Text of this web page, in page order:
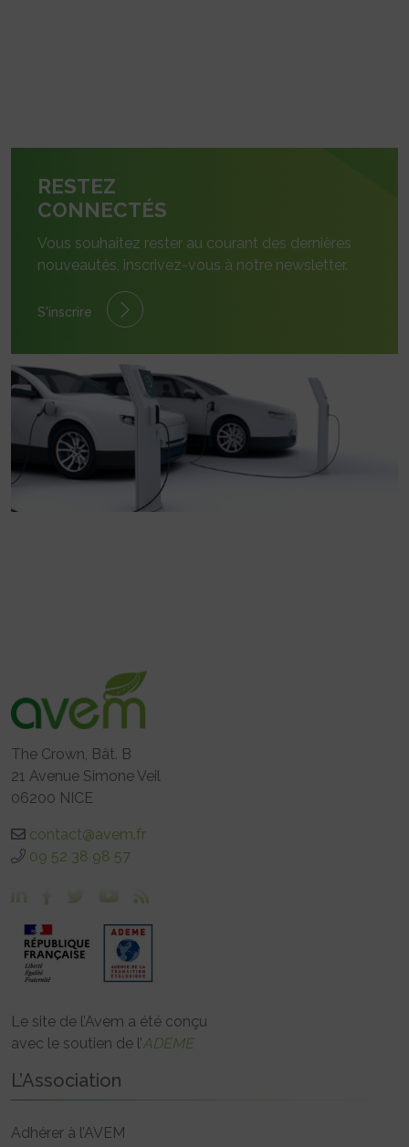
RESTEZ
CONNECTÉS
Vous souhaitez rester au courant des dernières
nouveautés, inscrivez-vous à notre newsletter.
S'inscrire
The Crown, Bât. B
21 Avenue Simone Veil
06200 NICE
contact@avem.fr
09 52 38 98 57
Le site de l’Avem a été conçu
avec le soutien de l’ADEME
L’Association
Adhérer à l’AVEM